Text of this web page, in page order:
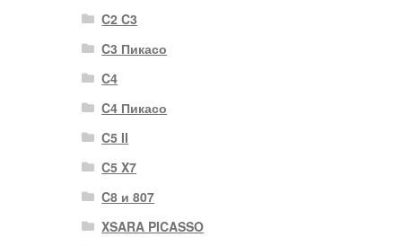
C2 C3
C3 Пикасо
C4
C4 Пикасо
C5 II
C5 X7
C8 и 807
XSARA PICASSO